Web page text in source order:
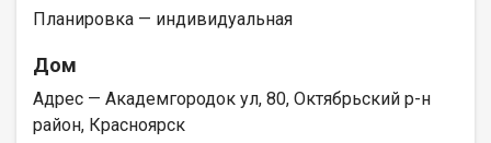
Планировка — индивидуальная
Дом
Адрес — Академгородок ул, 80, Октябрьский р-н
район, Красноярск